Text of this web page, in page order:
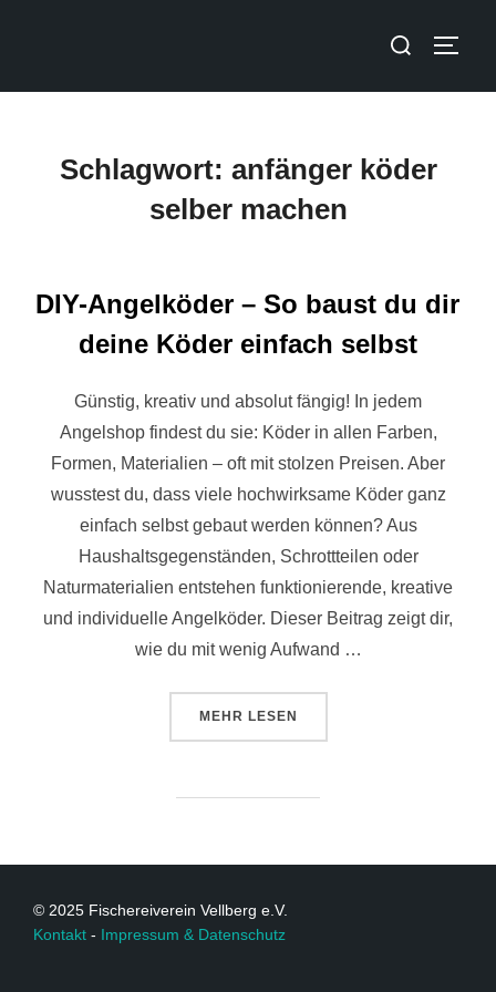
Schlagwort: anfänger köder
selber machen
DIY-Angelköder – So baust du dir
deine Köder einfach selbst
Günstig, kreativ und absolut fängig! In jedem
Angelshop findest du sie: Köder in allen Farben,
Formen, Materialien – oft mit stolzen Preisen. Aber
wusstest du, dass viele hochwirksame Köder ganz
einfach selbst gebaut werden können? Aus
Haushaltsgegenständen, Schrottteilen oder
Naturmaterialien entstehen funktionierende, kreative
und individuelle Angelköder. Dieser Beitrag zeigt dir,
wie du mit wenig Aufwand …
MEHR LESEN
© 2025 Fischereiverein Vellberg e.V.
Kontakt - Impressum & Datenschutz